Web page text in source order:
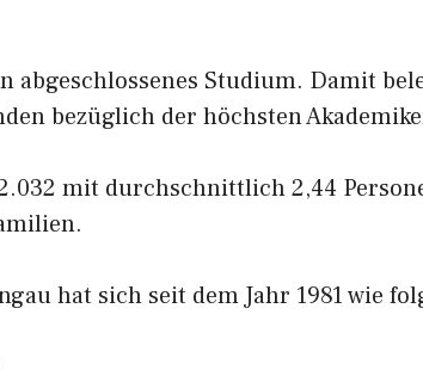
abgeschlossenes Studium. Damit
bezüglich der höchsten
mit durchschnittlich 2,44
hat sich seit dem Jahr 1981 wie